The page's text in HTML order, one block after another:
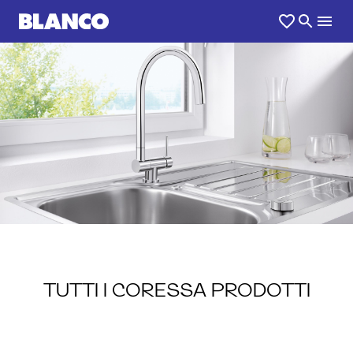
CORESSA
0
TUTTI I CORESSA PRODOTTI